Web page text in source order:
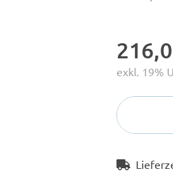
exkl. 19%